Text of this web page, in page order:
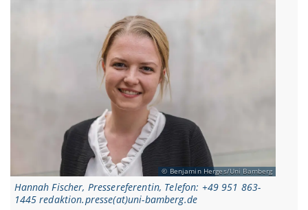
Benjamin Herges/Uni Bamberg
Hannah Fischer, Pressereferentin, Telefon: +49 951 863-
1445 redaktion.presse(at)uni-bamberg.de